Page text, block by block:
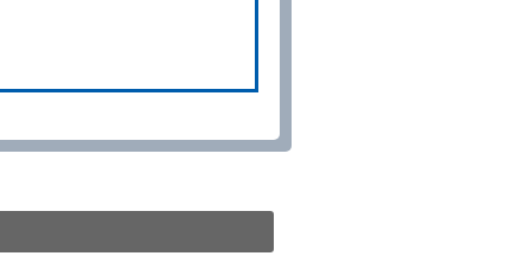
申込金を返還するものとし
車種クラスのレンタカー（以
、予約した車種クラスの貸
ラスの貸渡料金によるもの